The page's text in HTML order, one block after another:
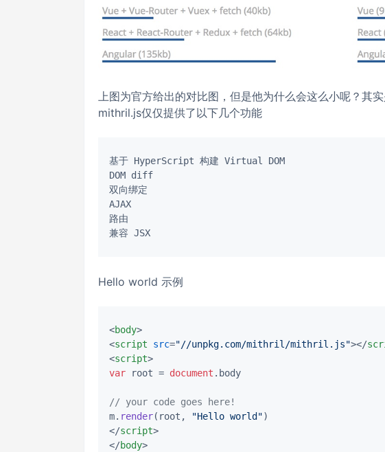
上图为官方给出的对比图，但是他为什么会这么小呢？其
mithril.js仅仅提供了以下几个功能
基于 HyperScript 构建 Virtual DOM
DOM diff
双向绑定
AJAX
路由
Hello world 示例
<body>
<script src="//unpkg.com/mithril/mithril.js"></
<script>
var root = document . body
// your code goes here!
m. render(root, "Hello world"
</script>
</body>